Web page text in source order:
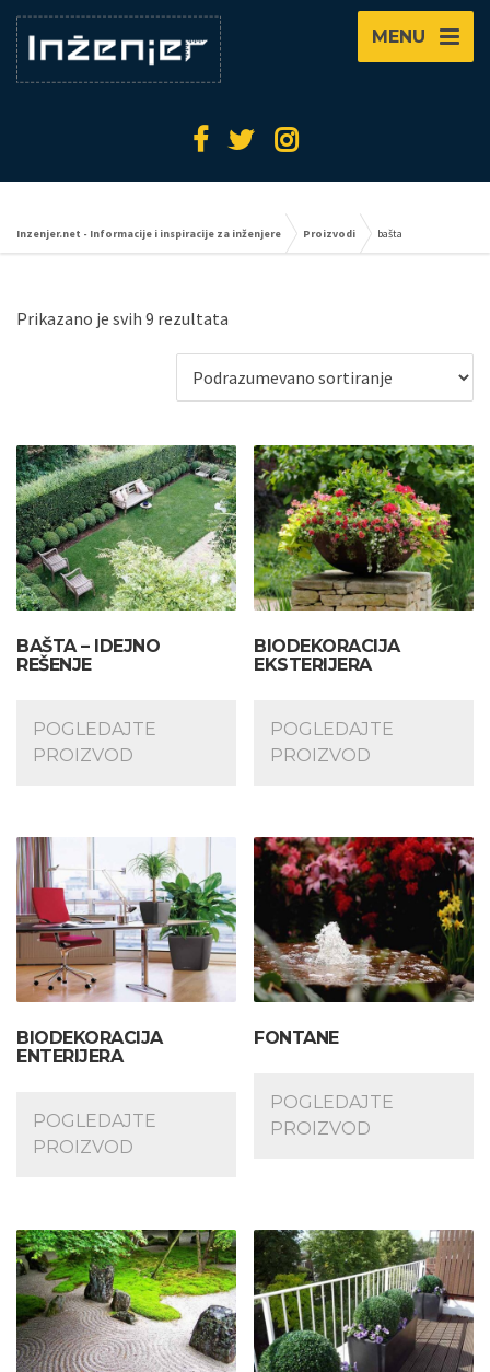
MENU
Inzenjer.net - Informacije i inspiracije za inženjere Proizvodi bašta
Prikazano je svih 9 rezultata
BAŠTA – IDEJNO
REŠENJE
POGLEDAJTE
PROIZVOD
BIODEKORACIJA
EKSTERIJERA
POGLEDAJTE
PROIZVOD
BIODEKORACIJA
ENTERIJERA
POGLEDAJTE
PROIZVOD
FONTANE
POGLEDAJTE
PROIZVOD